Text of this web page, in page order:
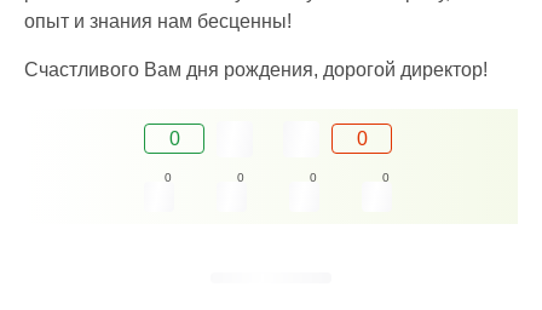
опыт и знания нам бесценны!
Счастливого Вам дня рождения, дорогой директор!
0 0
0 0 0 0